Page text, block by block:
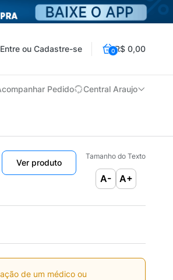
ou Cadastre-se 0R$ 0,00
Pedido Central Araujo
Ver produto
Tamanho do Texto
A- A+
de um médico ou